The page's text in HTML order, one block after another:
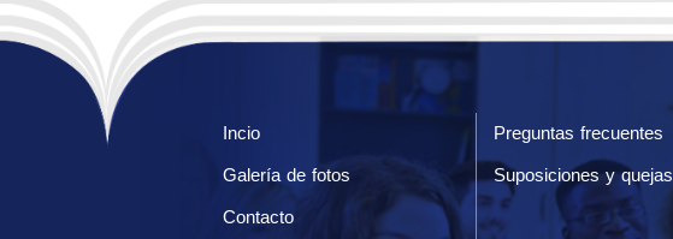
Incio Preguntas frecuentes
Galería de fotos
Suposiciones y quejas
Contacto